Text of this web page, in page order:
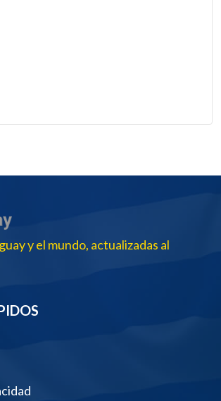
y el mundo, actualizadas al